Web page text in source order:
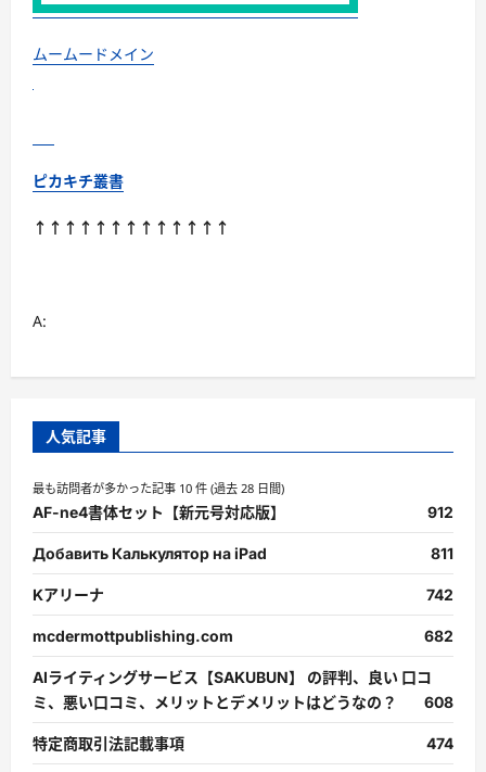
ムームードメイン
ピカキチ叢書
↑↑↑↑↑↑↑↑↑↑↑↑↑
A:
人気記事
最も訪問者が多かった記事 10 件 (過去 28 日間)
AF-ne4書体セット【新元号対応版】 912
Добавить Калькулятор на iPad 811
Kアリーナ 742
mcdermottpublishing.com 682
AIライティングサービス【SAKUBUN】 の評判、良い 口コ
ミ、悪い口コミ、メリットとデメリットはどうなの？
608
特定商取引法記載事項 474